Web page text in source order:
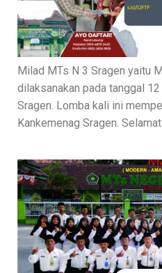
Milad MTs N 3 Sragen yaitu
dilaksanakan pada tanggal
Sragen. Lomba kali ini
Kankemenag Sragen.